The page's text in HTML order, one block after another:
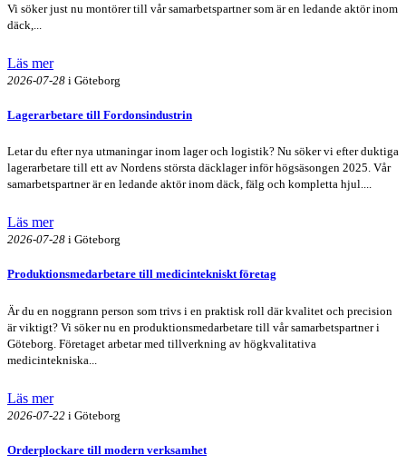
Vi söker just nu montörer till vår samarbetspartner som är en ledande aktör inom
däck,...
Läs mer
2026-07-28 i Göteborg
Lagerarbetare till Fordonsindustrin
Letar du efter nya utmaningar inom lager och logistik? Nu söker vi efter duktiga
lagerarbetare till ett av Nordens största däcklager inför högsäsongen 2025. Vår
samarbetspartner är en ledande aktör inom däck, fälg och kompletta hjul....
Läs mer
2026-07-28 i Göteborg
Produktionsmedarbetare till medicintekniskt företag
Är du en noggrann person som trivs i en praktisk roll där kvalitet och precision
är viktigt? Vi söker nu en produktionsmedarbetare till vår samarbetspartner i
Göteborg. Företaget arbetar med tillverkning av högkvalitativa
medicintekniska...
Läs mer
2026-07-22 i Göteborg
Orderplockare till modern verksamhet